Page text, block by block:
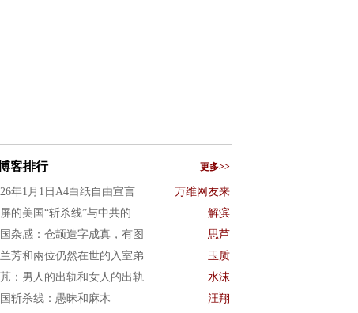
客排行 更多>>
年1月1日A4白纸自由宣言 万维网友来
的美国“斩杀线”与中共的 解滨
杂感：仓颉造字成真，有图 思芦
芳和兩位仍然在世的入室弟 玉质
：男人的出轨和女人的出轨 水沫
斩杀线：愚昧和麻木 汪翔